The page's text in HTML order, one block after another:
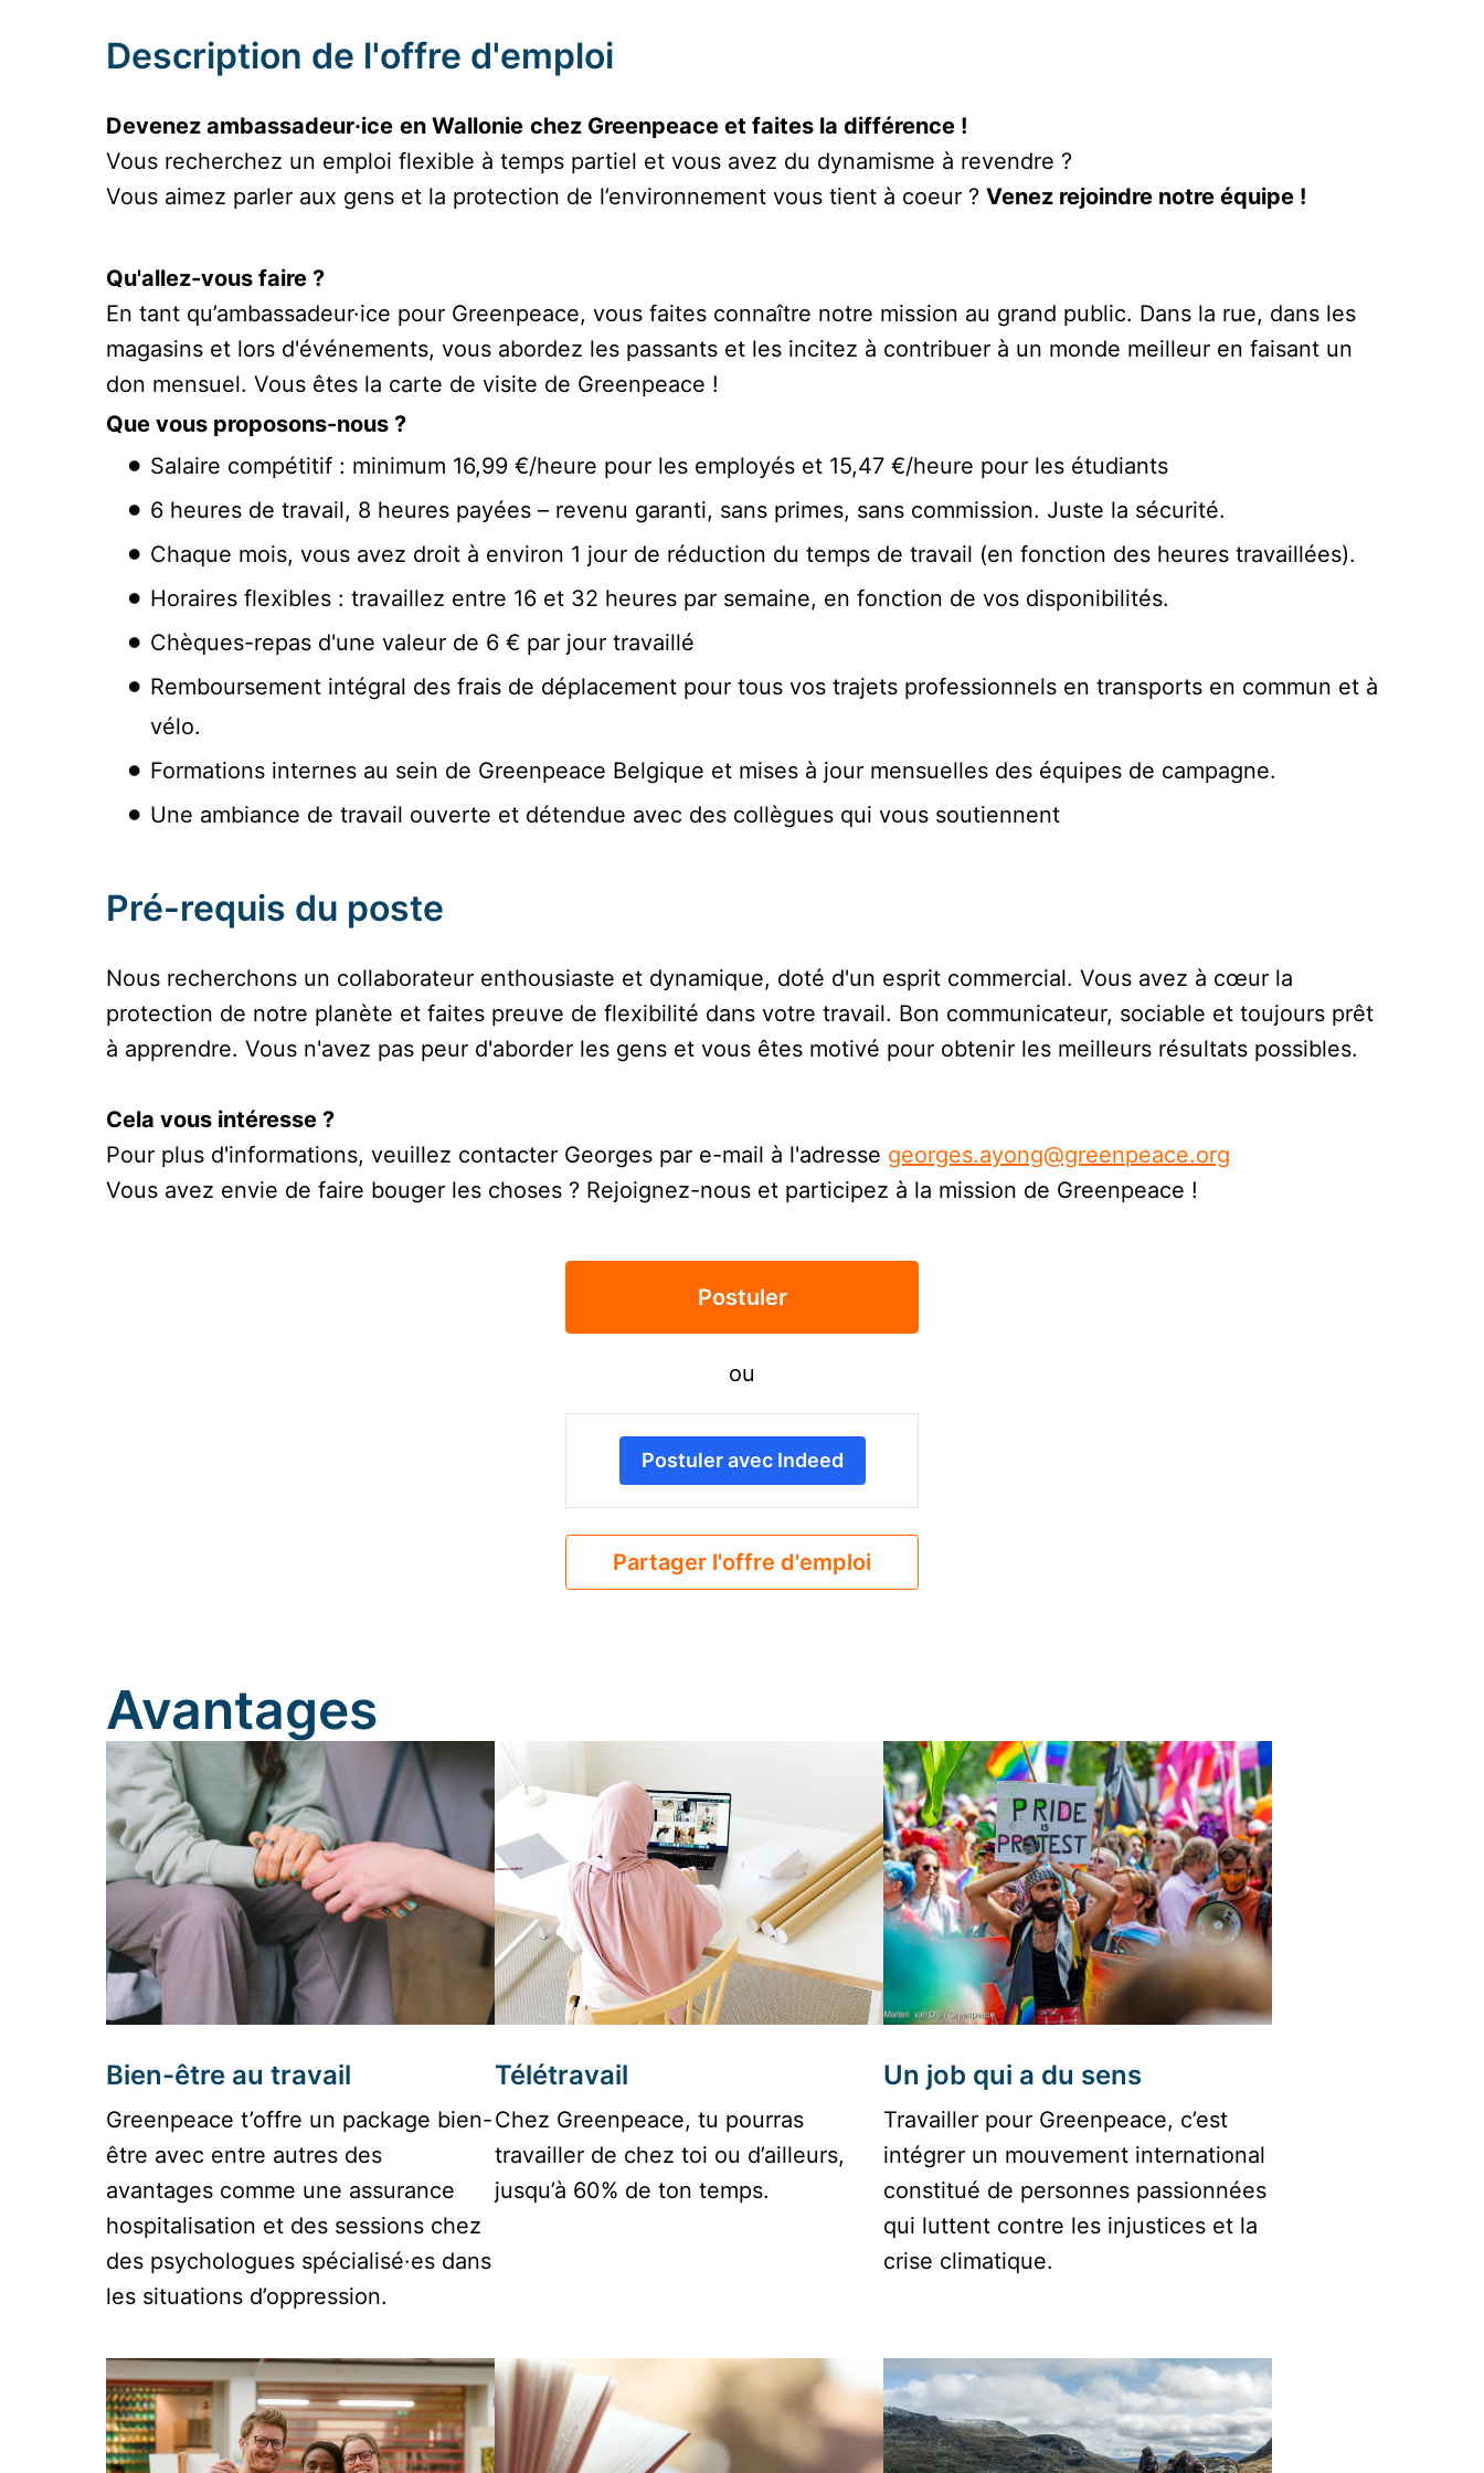
Description de l'offre d'emploi
Devenez ambassadeur·ice en Wallonie chez Greenpeace et faites la différence !
Vous recherchez un emploi flexible à temps partiel et vous avez du dynamisme à revendre ?
Vous aimez parler aux gens et la protection de l’environnement vous tient à coeur ? Venez rejoindre notre équipe !
Qu'allez-vous faire ?
En tant qu’ambassadeur·ice pour Greenpeace, vous faites connaître notre mission au grand public. Dans la rue, dans les
magasins et lors d'événements, vous abordez les passants et les incitez à contribuer à un monde meilleur en faisant un
don mensuel. Vous êtes la carte de visite de Greenpeace !
Que vous proposons-nous ?
Salaire compétitif : minimum 16,99 €/heure pour les employés et 15,47 €/heure pour les étudiants
6 heures de travail, 8 heures payées – revenu garanti, sans primes, sans commission. Juste la sécurité.
Chaque mois, vous avez droit à environ 1 jour de réduction du temps de travail (en fonction des heures travaillées).
Horaires flexibles : travaillez entre 16 et 32 heures par semaine, en fonction de vos disponibilités.
Chèques-repas d'une valeur de 6 € par jour travaillé
Remboursement intégral des frais de déplacement pour tous vos trajets professionnels en transports en commun et à
vélo.
Formations internes au sein de Greenpeace Belgique et mises à jour mensuelles des équipes de campagne.
Une ambiance de travail ouverte et détendue avec des collègues qui vous soutiennent
Pré-requis du poste
Nous recherchons un collaborateur enthousiaste et dynamique, doté d'un esprit commercial. Vous avez à cœur la
protection de notre planète et faites preuve de flexibilité dans votre travail. Bon communicateur, sociable et toujours prêt
à apprendre. Vous n'avez pas peur d'aborder les gens et vous êtes motivé pour obtenir les meilleurs résultats possibles.
Cela vous intéresse ?
Pour plus d'informations, veuillez contacter Georges par e-mail à l'adresse georges.ayong@greenpeace.org
Vous avez envie de faire bouger les choses ? Rejoignez-nous et participez à la mission de Greenpeace !
Postuler
ou
Postuler avec Indeed
Partager l'offre d'emploi
Avantages
Bien-être au travail
Greenpeace t’offre un package bien-
être avec entre autres des
avantages comme une assurance
hospitalisation et des sessions chez
des psychologues spécialisé·es dans
les situations d’oppression.
Télétravail
Chez Greenpeace, tu pourras
travailler de chez toi ou d’ailleurs,
Un job qui a du sens
Travailler pour Greenpeace, c’est
intégrer un mouvement international
constitué de personnes passionnées
qui luttent contre les injustices et la
crise climatique.